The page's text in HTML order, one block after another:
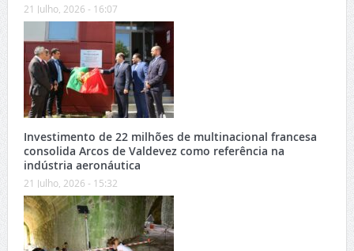
21 Julho, 2026 - 16:07
Investimento de 22 milhões de multinacional francesa
consolida Arcos de Valdevez como referência na
indústria aeronáutica
21 Julho, 2026 - 15:32